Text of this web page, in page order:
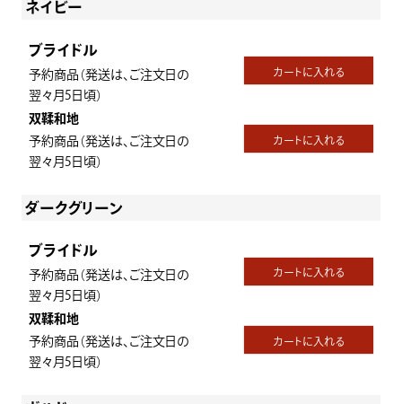
ネイビー
ブライドル
予約商品（発送は、ご注文日の
翌々月5日頃）
カートに入れる
双鞣和地
予約商品（発送は、ご注文日の
翌々月5日頃）
カートに入れる
ダークグリーン
ブライドル
予約商品（発送は、ご注文日の
翌々月5日頃）
カートに入れる
双鞣和地
予約商品（発送は、ご注文日の
翌々月5日頃）
カートに入れる